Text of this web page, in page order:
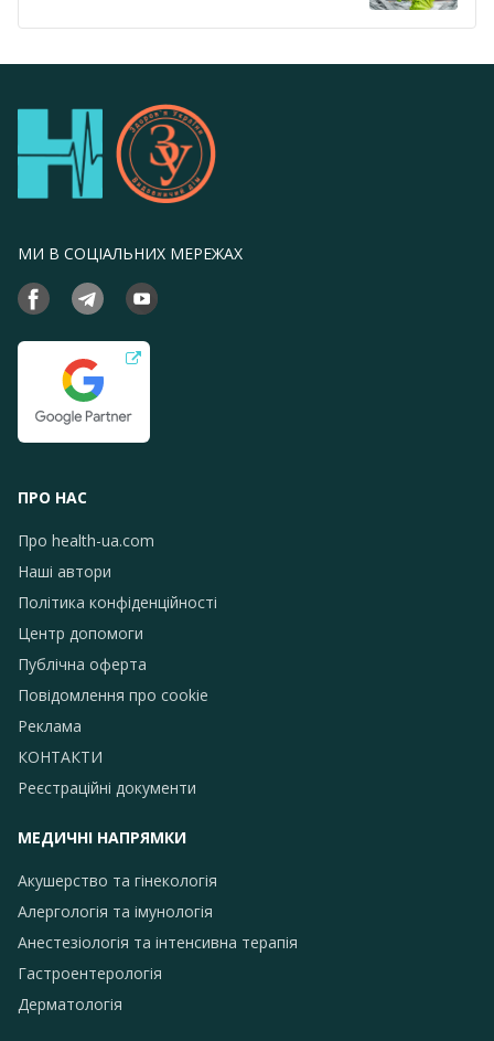
МИ В СОЦІАЛЬНИХ МЕРЕЖАХ
ПРО НАС
Про health-ua.com
Наші автори
Політика конфіденційності
Центр допомоги
Публічна оферта
Повідомлення про сookie
Реклама
КОНТАКТИ
Реєстраційні документи
МЕДИЧНІ НАПРЯМКИ
Акушерство та гінекологія
Алергологія та імунологія
Анестезіологія та інтенсивна терапія
Гастроентерологія
Дерматологія